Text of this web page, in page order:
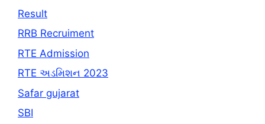
Result
RRB Recruiment
RTE Admission
RTE અડમિશન 2023
Safar gujarat
SBI